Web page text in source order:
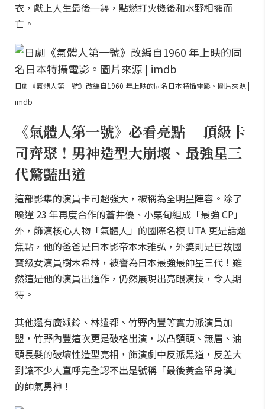
衣，獻上人生最後一舞，點燃打火機後和水野相擁而
亡。
日劇《氣體人第一號》改編自1960 年上映的同名日本特攝電影。圖片來源 |
imdb
《氣體人第一號》必看亮點 ｜頂級卡
司齊聚！男神造型大崩壞、最強星三
代驚豔出道
這部影集的演員卡司超強大，被稱為全明星陣容。除了
暌違 23 年再度合作的蒼井優、小栗旬組成「最強 CP」
外，飾演核心人物「氣體人」的國際名模 UTA 更是話題
焦點，他的爸爸是日本影帝本木雅弘，外婆則是已故國
寶級女演員樹木希林，被譽為日本最強最帥星三代！雖
然這是他的演員出道作，仍然展現出亮眼演技，令人期
待。
其他還有廣瀨鈴、林遣都、竹野內豐等實力派演員加
盟，竹野內豐這次更是破格出演，以凸額頭、無眉、油
頭長髮的破壞性造型亮相，飾演劇中反派黑道，反差大
到讓不少人直呼完全認不出是號稱「最後黃金單身漢」
的帥氣男神！